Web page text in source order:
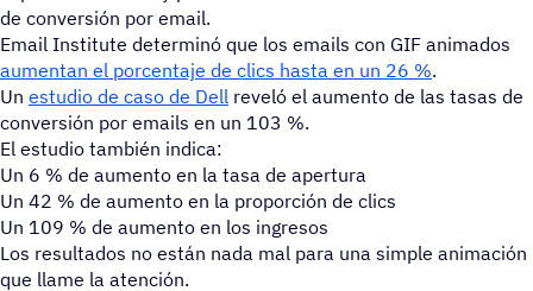
de conversión por email.
Email Institute determinó que los emails con GIF animados
aumentan el porcentaje de clics hasta en un 26 %.
Un estudio de caso de Dell reveló el aumento de las tasas de
conversión por emails en un 103 %.
El estudio también indica:
Un 6 % de aumento en la tasa de apertura
Un 42 % de aumento en la proporción de clics
Un 109 % de aumento en los ingresos
Los resultados no están nada mal para una simple animación
que llame la atención.